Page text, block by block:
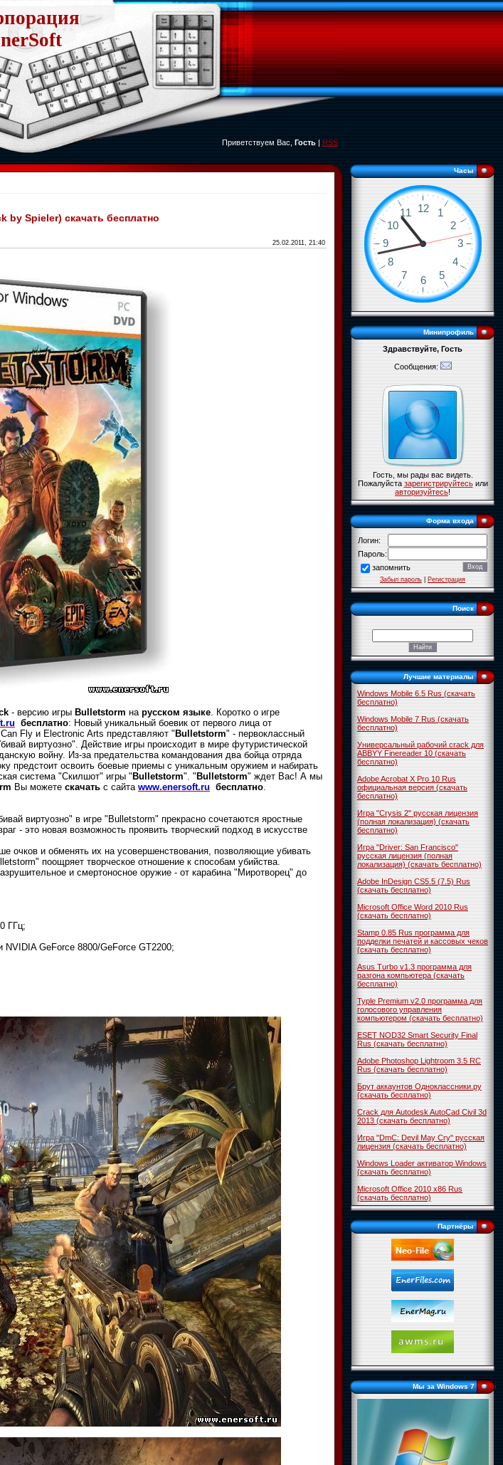
Приветствуем Вас, Гость|RSS
by Spieler) скачать бесплатно
25.02.2011, 21:40
- версию игры Bulletstorm на русском языке . Коротко о игре
бесплатно: Новый уникальный боевик от первого лица от
Fly и Electronic Arts представляют "Bulletstorm" - первоклассный
виртуозно". Действие игры происходит в мире футуристической
войну. Из-за предательства командования два бойца отряда
предстоит освоить боевые приемы с уникальным оружием и набирать
система "Скилшот" игры "Bulletstorm". "Bulletstorm" ждет Вас! А мы
Вы можете скачать с сайта www.enersoft.ru бесплатно
виртуозно" в игре "Bulletstorm" прекрасно сочетаются яростные
- это новая возможность проявить творческий подход в искусстве
очков и обменять их на усовершенствования, позволяющие убивать
поощряет творческое отношение к способам убийства.
и смертоносное оружие - от карабина "Миротворец" до
ГГц;
GeForce 8800/GeForce GT2200;
Часы
Минипрофиль
Здравствуйте, Гость
Сообщения:
Гость, мы рады вас видеть.
Пожалуйстазарегистрируйтесьили
авторизуйтесь!
Форма входа
Логин:
Пароль:
запомнить
Забыл пароль|Регистрация
Поиск
Лучшие материалы
Windows Mobile 6.5 Rus (скачать
бесплатно)
Windows Mobile 7 Rus (скачать
бесплатно)
Универсальный рабочий crack для
ABBYY Finereader 10 (скачать
бесплатно)
Adobe Acrobat X Pro 10 Rus
официальная версия (скачать
бесплатно)
Игра "Crysis 2" русская лицензия
(полная локализация) (скачать
бесплатно)
Игра "Driver: San Francisco"
русская лицензия (полная
локализация) (скачать бесплатно)
Adobe InDesign CS5.5 (7.5) Rus
(скачать бесплатно)
Microsoft Office Word 2010 Rus
(скачать бесплатно)
Stamp 0.85 Rus программа для
подделки печатей и кассовых чеков
(скачать бесплатно)
Asus Turbo v1.3 программа для
разгона компьютера (скачать
бесплатно)
Typle Premium v2.0 программа для
голосового управления
компьютером (скачать бесплатно)
ESET NOD32 Smart Security Final
Rus (скачать бесплатно)
Adobe Photoshop Lightroom 3.5 RC
Rus (скачать бесплатно)
Брут аккаунтов Одноклассники.ру
(скачать бесплатно)
Crack для Autodesk AutoCad Civil 3d
2013 (скачать бесплатно)
Игра "DmC: Devil May Cry" русская
лицензия (скачать бесплатно)
Windows Loader активатор Windows
(скачать бесплатно)
Microsoft Office 2010 x86 Rus
(скачать бесплатно)
Партнёры
Мы за Windows 7